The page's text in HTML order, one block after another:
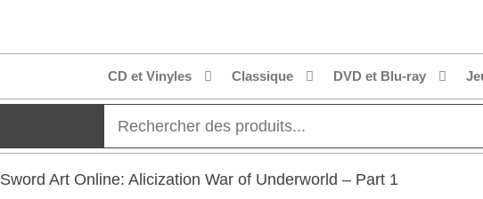
CD et Vinyles Classique DVD et Blu-ray
Sword Art Online: Alicization War of Underworld – Part 1